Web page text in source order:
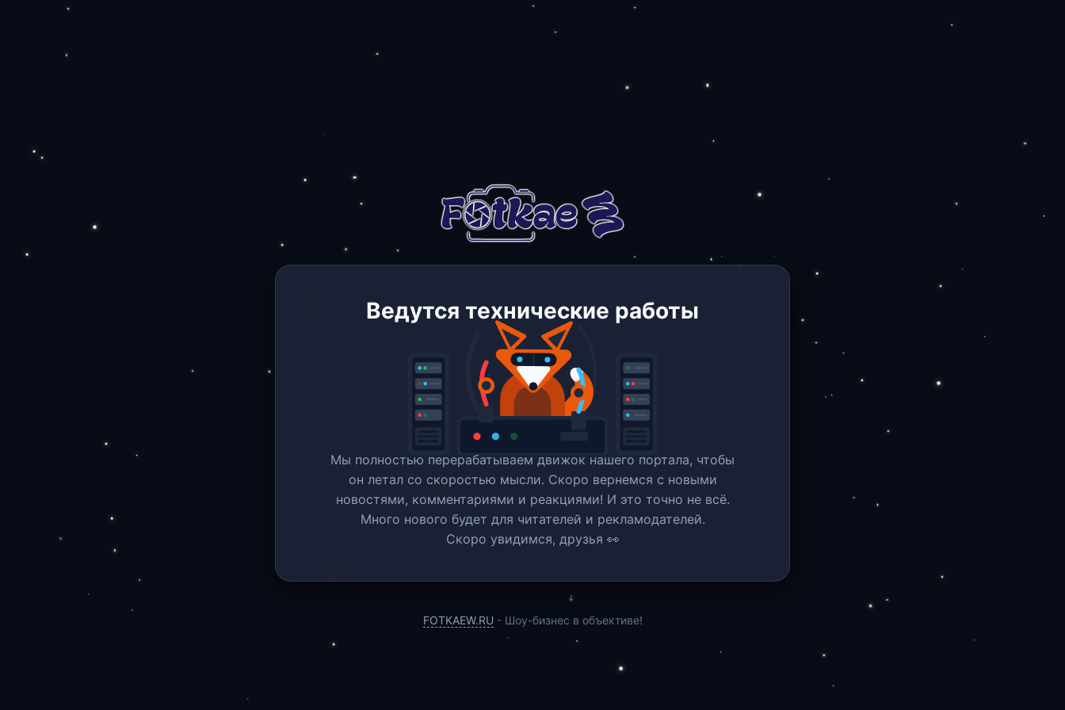
Ведутся технические работы
Мы полностью перерабатываем движок нашего портала, чтобы
он летал со скоростью мысли. Скоро вернемся c новыми
новостями, комментариями и реакциями! И это точно не всё.
Много нового будет для читателей и рекламодателей.
Скоро увидимся, друзья 👀
FOTKAEW.RU - Шоу-бизнес в объективе!